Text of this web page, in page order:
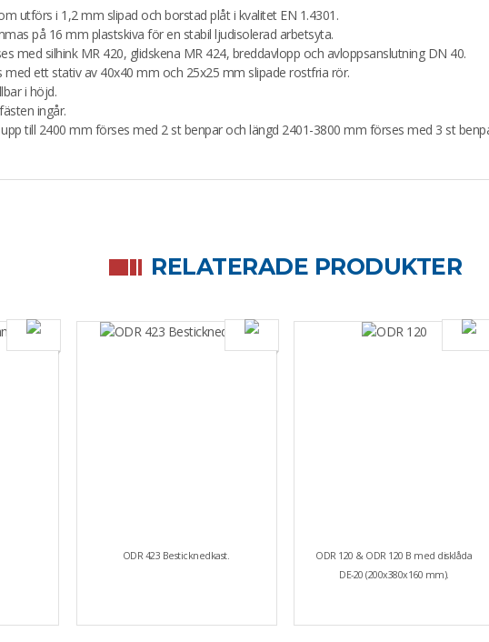
utförs i 1,2 mm slipad och borstad plåt i kvalitet EN 1.4301.
på 16 mm plastskiva för en stabil ljudisolerad arbetsyta.
med silhink MR 420, glidskena MR 424, breddavlopp och avloppsanslutning DN 40.
med ett stativ av 40x40 mm och 25x25 mm slipade rostfria rör.
i höjd.
ingår.
till 2400 mm förses med 2 st benpar och längd 2401-3800 mm förses med 3 st
RELATERADE PRODUKTER
ODR 423 Besticknedkast.
ODR 120 & ODR 120 B med disklåda
DE-20 (200x380x160 mm).